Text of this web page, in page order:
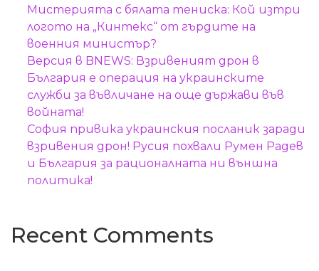
Мистерията с бялата тениска: Кой изтри
логото на „Кинтекс“ от гърдите на
военния министър?
Версия в BNEWS: Взривеният дрон в
България е операция на украинските
служби за въвличане на още държави във
войната!
София привика украинския посланик заради
взривения дрон! Русия похвали Румен Радев
и България за рационалната ни външна
политика!
Recent Comments